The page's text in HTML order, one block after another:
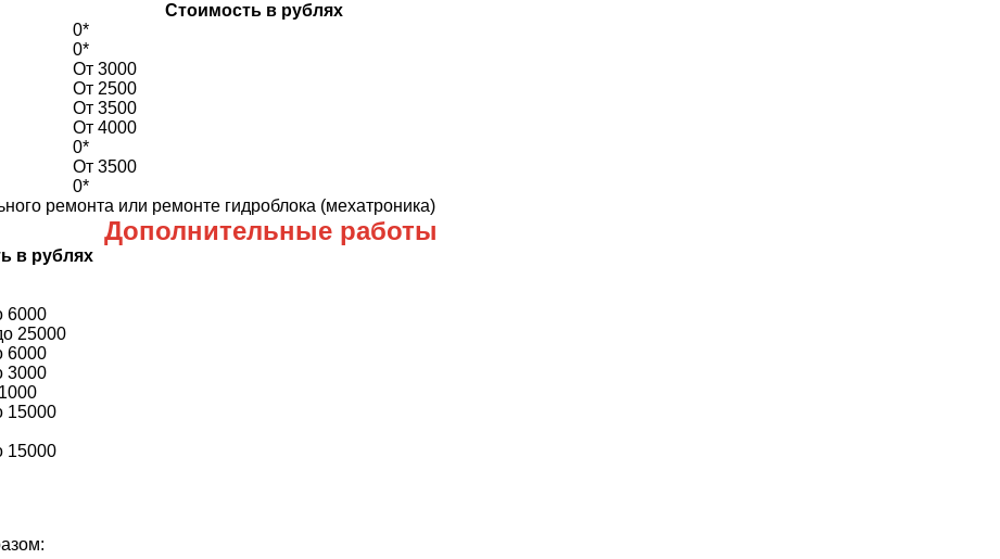
Стоимость в рублях
0*
0*
От 3000
От 2500
От 3500
От 4000
0*
От 3500
0*
ремонта или ремонте гидроблока (мехатроника)
Дополнительные работы
в рублях
6000
25000
6000
3000
15000
15000